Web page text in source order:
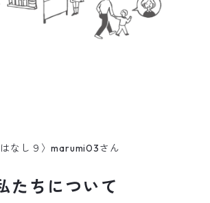
はなし９〉marumi03さん
たちについて